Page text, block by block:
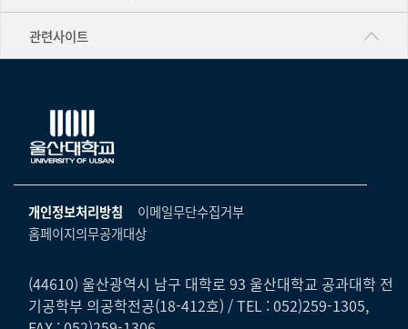
▷일본어·일본학과
▷프랑스어·프랑스학과
▷스페인·중남미학과
▷철학·상담학과
■사회과학대학
▷사회과학부
ㆍ경제학전공
공학교육혁신센터
국제교류처
기초과학연구소
물리BK 미래혁신응집물질물리인재교육연구단
미래기술혁신융합형인재양성센터
관련사이트
건강가정지원센터
교수협의회
노동조합
생명윤리위원회
온라인 기술거래 플랫폼
울산대신문
울산대학교병원
개인정보처리방침
이메일무단수집거부
홈페이지의무공개대상
(44610) 울산광역시 남구 대학로 93 울산대학교 공과대학 전
기공학부 의공학전공(18-412호) / TEL : 052)259-1305,